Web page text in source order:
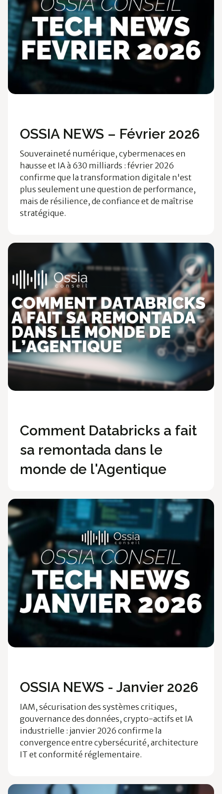
OSSIA NEWS – Février 2026
Souveraineté numérique, cybermenaces en
hausse et IA à 630 milliards : février 2026
confirme que la transformation digitale n'est
plus seulement une question de performance,
mais de résilience, de confiance et de maîtrise
stratégique.
Comment Databricks a fait
sa remontada dans le
monde de l'Agentique
OSSIA NEWS - Janvier 2026
IAM, sécurisation des systèmes critiques,
gouvernance des données, crypto-actifs et IA
industrielle : janvier 2026 confirme la
convergence entre cybersécurité, architecture
IT et conformité réglementaire.